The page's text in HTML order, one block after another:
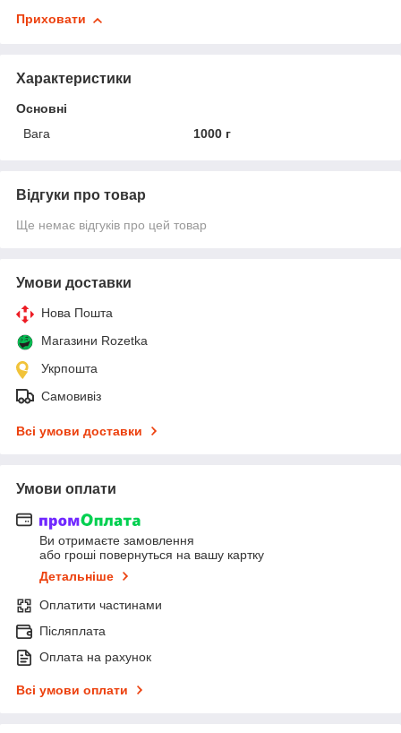
Приховати
Характеристики
Основні
Вага
1000 г
Відгуки про товар
Ще немає відгуків про цей товар
Умови доставки
Нова Пошта
Магазини Rozetka
Укрпошта
Самовивіз
Всі умови доставки
Умови оплати
Ви отримаєте замовлення
або гроші повернуться на вашу картку
Детальніше
Оплатити частинами
Післяплата
Оплата на рахунок
Всі умови оплати